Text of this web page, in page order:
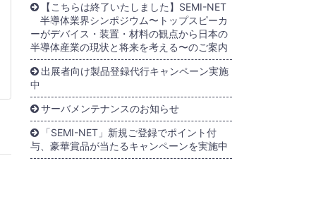
【こちらは終了いたしました】SEMI-NET
半導体業界シンポジウム〜トップスピーカ
ーがデバイス・装置・材料の観点から日本の
半導体産業の現状と将来を考える〜のご案内
出展者向け製品登録代行キャンペーン実施
中
サーバメンテナンスのお知らせ
「SEMI-NET」新規ご登録でポイント付
与、豪華賞品が当たるキャンペーンを実施中